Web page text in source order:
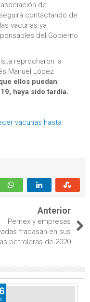
de
contactando de
vacunas ya
del Gobierno
reprocharon la
Manuel López
ellos puedan
haya sido tardía.
vacunas hasta
Anterior
Pemex y empresas
fracasan en sus
petroleras de 2020